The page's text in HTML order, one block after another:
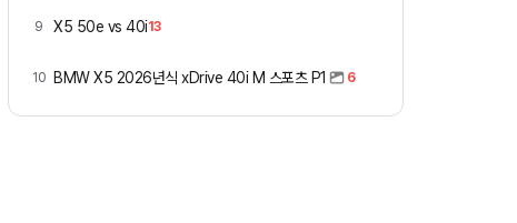
9 X5 50e vs 40i13
10 BMW X5 2026년식 xDrive 40i M 스포츠 P1 6